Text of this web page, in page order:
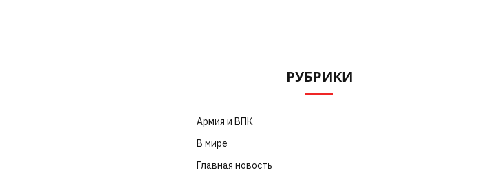
РУБРИКИ
Армия и ВПК
В мире
Главная новость